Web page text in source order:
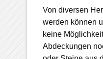
Von diversen
werden können
keine
Abdeckungen